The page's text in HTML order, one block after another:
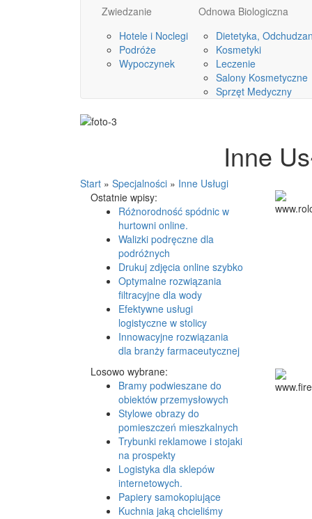
Zwiedzanie
Hotele i Noclegi
Podróże
Wypoczynek
Odnowa Biologiczna
Dietetyka,
Kosmetyki
Leczenie
Salony Kosmetyczne
Sprzęt Medyczny
Inne
Start » Specjalności » Inne Usługi
Ostatnie wpisy:
Różnorodność spódnic w
hurtowni online.
Walizki podręczne dla
podróżnych
Drukuj zdjęcia online szybko
Optymalne rozwiązania
filtracyjne dla wody
Efektywne usługi
logistyczne w stolicy
Innowacyjne rozwiązania
dla branży farmaceutycznej
Losowo wybrane:
Bramy podwieszane do
obiektów przemysłowych
Stylowe obrazy do
pomieszczeń mieszkalnych
Trybunki reklamowe i stojaki
na prospekty
Logistyka dla sklepów
internetowych.
Papiery samokopiujące
Kuchnia jaką chcieliśmy